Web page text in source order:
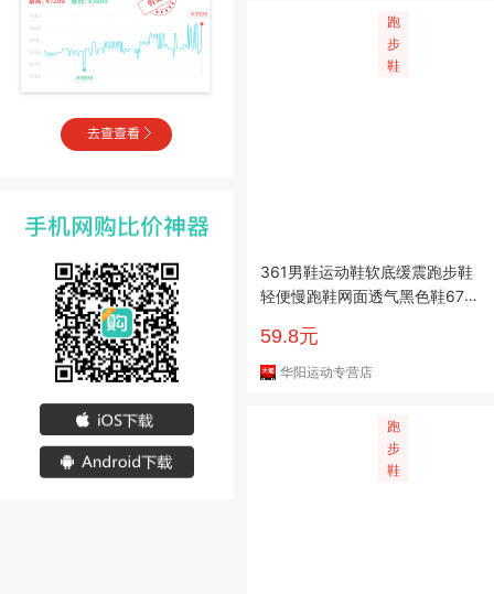
跑
步
鞋
361男鞋运动鞋软底缓震跑步鞋
轻便慢跑鞋网面透气黑色鞋672
59.8元
华阳运动专营店
跑
步
鞋